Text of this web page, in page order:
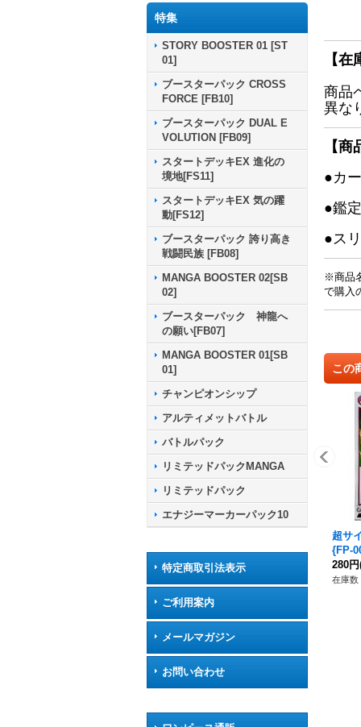
特集
STORY BOOSTER 01 [ST
01]
ブースターパック CROSS
FORCE [FB10]
ブースターパック DUAL E
VOLUTION [FB09]
スタートデッキEX 進化の
境地[FS11]
スタートデッキEX 気の躍
動[FS12]
ブースターパック 誇り高き
戦闘民族 [FB08]
MANGA BOOSTER 02[SB
02]
ブースターパック 神龍へ
の願い[FB07]
MANGA BOOSTER 01[SB
01]
チャンピオンシップ
アルティメットバトル
バトルパック
リミテッドパックMANGA
リミテッドパック
エナジーマーカーパック10
特定商取引法表示
ご利用案内
メールマガジン
お問い合わせ
【
商品
異な
【
●カ
●鑑
●ス
※商品
で購入
この
超サ
{FP-
280円
在庫数